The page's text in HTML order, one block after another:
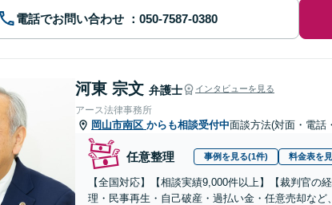
電話でお問い合わせ
河東 宗文 弁護士 インタビューを見る
アース法律事務所
岡山市南区 からも相談受付中面談方法(対面・電話
任意整理 事例を見る(1件) 料金表を
【全国対応】【相談実績9,000件以上】【裁判官
理・民事再生・自己破産・過払い金・任意売却な